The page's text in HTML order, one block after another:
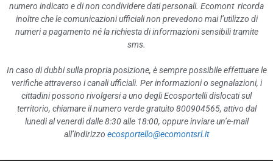
TUTTI I COMUNI:
Danta di Cadore
San Pietro di Cadore
Santo Stefano di Cadore
numero indicato e di non condividere dati personali. Ecomont ricorda
inoltre che le comunicazioni ufficiali non prevedono mai l’utilizzo di
numeri a pagamento né la richiesta di informazioni sensibili tramite
sms.
In caso di dubbi sulla propria posizione, è sempre possibile effettuare le
verifiche attraverso i canali ufficiali. Per informazioni o segnalazioni, i
cittadini possono rivolgersi a uno degli Ecosportelli dislocati sul
territorio, chiamare il numero verde gratuito 800904565, attivo dal
lunedì al venerdì dalle 8:30 alle 18:00, oppure inviare un’e-mail
all’indirizzo ecosportello@ecomontsrl.it